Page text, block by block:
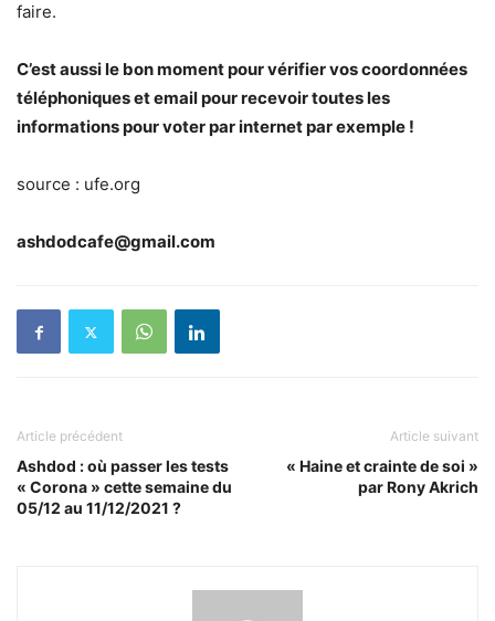
faire.
C’est aussi le bon moment pour vérifier vos coordonnées
téléphoniques et email pour recevoir toutes les
informations pour voter par internet par exemple !
source : ufe.org
ashdodcafe@gmail.com
Article précédent
Ashdod : où passer les tests
« Corona » cette semaine du
05/12 au 11/12/2021 ?
Article suivant
« Haine et crainte de soi »
par Rony Akrich